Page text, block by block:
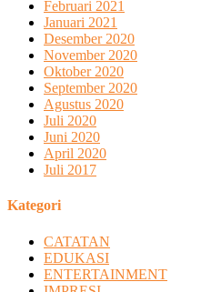
Februari 2021
Januari 2021
Desember 2020
November 2020
Oktober 2020
September 2020
Agustus 2020
Juli 2020
Juni 2020
April 2020
Juli 2017
Kategori
CATATAN
EDUKASI
ENTERTAINMENT